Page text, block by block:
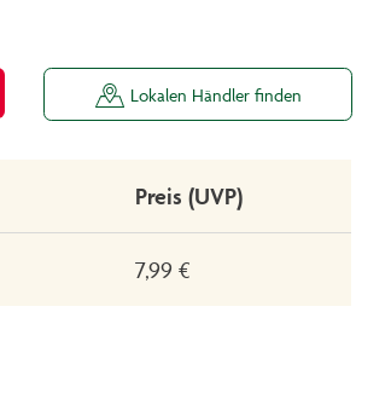
Lokalen Händler finden
Preis (UVP)
7,99 €